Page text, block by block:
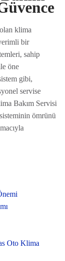
klima
bir
sahip
öne
gibi,
servise
Bakım Servisi
ömrünü
Oto Klima